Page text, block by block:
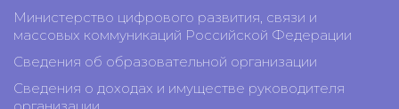
Министерство цифрового развития, связи и
массовых коммуникаций Российской Федерации
Сведения об образовательной организации
Сведения о доходах и имуществе руководителя